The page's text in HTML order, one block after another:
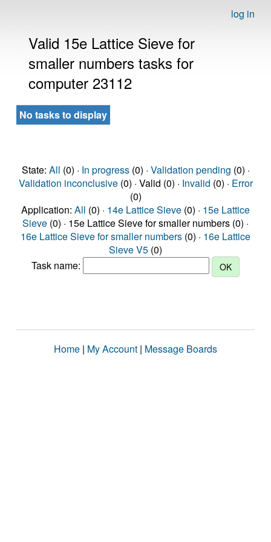
log in
Valid 15e Lattice Sieve for
smaller numbers tasks for
computer 23112
No tasks to display
State: All (0) · In progress(0) · Validation pending (0) ·
Validation inconclusive(0) · Valid (0) · Invalid (0) · Error
(0)
Application: All (0) · 14e Lattice Sieve (0) · 15e Lattice
Sieve (0) · 15e Lattice Sieve for smaller numbers (0) ·
16e Lattice Sieve for smaller numbers (0) · 16e Lattice
Sieve V5 (0)
Task name:
Home | My Account | Message Boards